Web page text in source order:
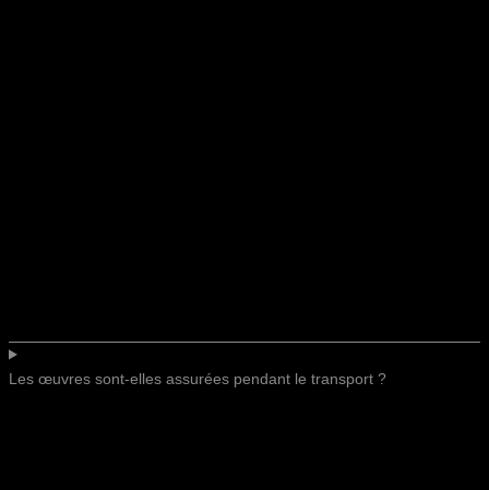
Les œuvres sont-elles assurées pendant le transport ?